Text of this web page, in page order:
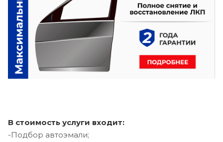
В стоимость услуги входит:
-Подбор автоэмали;